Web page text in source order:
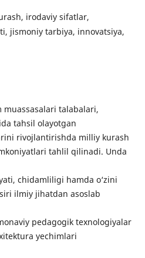
irodaviy sifatlar,
jismoniy tarbiya, innovatsiya,
muassasalari talabalari,
tahsil olayotgan
rivojlantirishda milliy kurash
tahlil qilinadi. Unda
chidamliligi hamda o‘zini
ilmiy jihatdan asoslab
pedagogik texnologiyalar
yechimlari